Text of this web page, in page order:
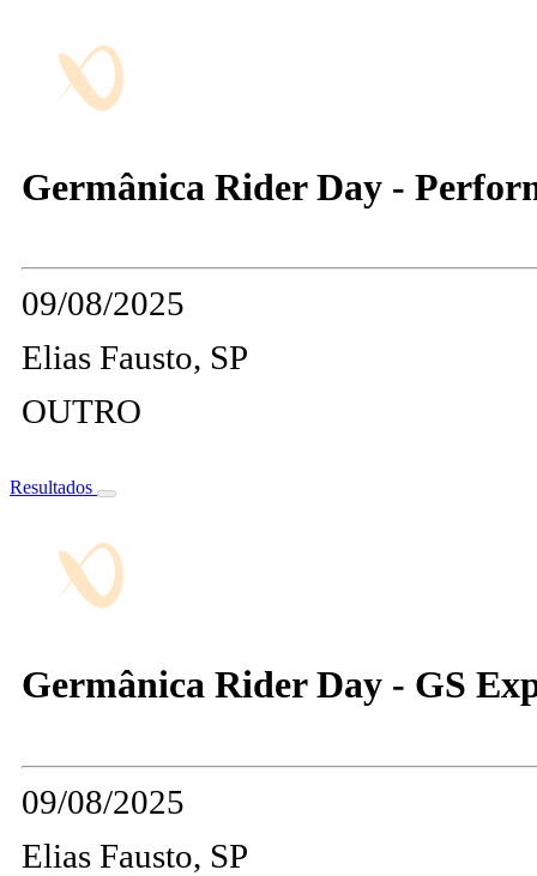
Germânica Rider Day -
09/08/2025
Elias Fausto, SP
OUTRO
Resultados
Germânica Rider Day - GS
09/08/2025
Elias Fausto, SP